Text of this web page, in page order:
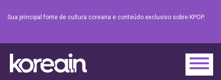
Sua principal fonte de cultura coreana e conteúdo exclusivo sobre KPOP.